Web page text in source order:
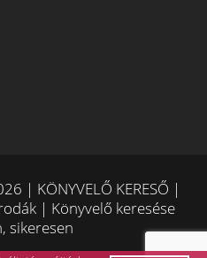
| KÖNYVELŐ KERESŐ |
| Könyvelő keresése
sikeresen